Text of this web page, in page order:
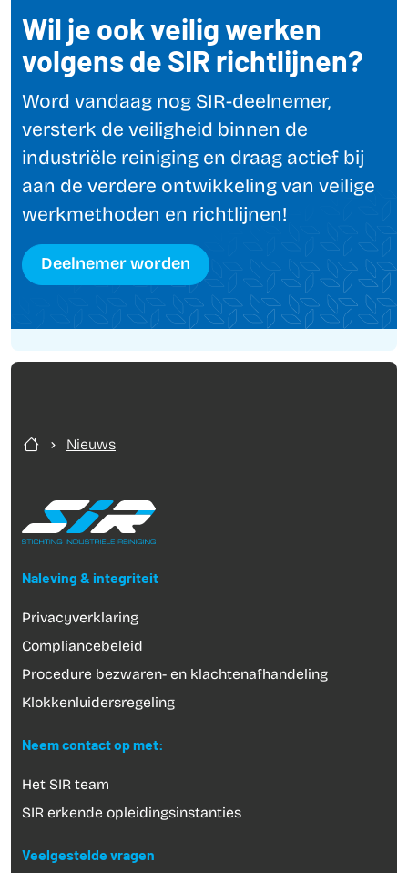
Wil je ook veilig werken
volgens de SIR richtlijnen?
Word vandaag nog SIR-deelnemer,
versterk de veiligheid binnen de
industriële reiniging en draag actief bij
aan de verdere ontwikkeling van veilige
werkmethoden en richtlijnen!
Deelnemer worden
Nieuws
Naleving & integriteit
Privacyverklaring
Compliancebeleid
Procedure bezwaren- en klachtenafhandeling
Klokkenluidersregeling
Neem contact op met:
Het SIR team
SIR erkende opleidingsinstanties
Veelgestelde vragen